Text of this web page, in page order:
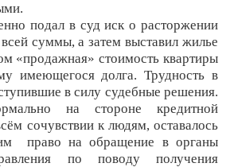
подал в суд иск о расторжении
суммы, а затем выставил жилье
«продажная» стоимость квартиры
имеющегося долга. Трудность в
в силу судебные решения.
на стороне кредитной
сочувствии к людям, оставалось
право на обращение в органы
по поводу получения